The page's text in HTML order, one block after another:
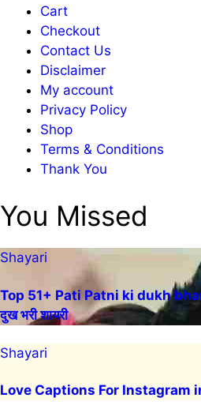
Cart
Checkout
Contact Us
Disclaimer
My account
Privacy Policy
Shop
Terms & Conditions
Thank You
You Missed
Shayari
Top 51+ Pati Patni ki dukh bhari
दुख भरी शायरी
Shayari
Love Captions For Instagram